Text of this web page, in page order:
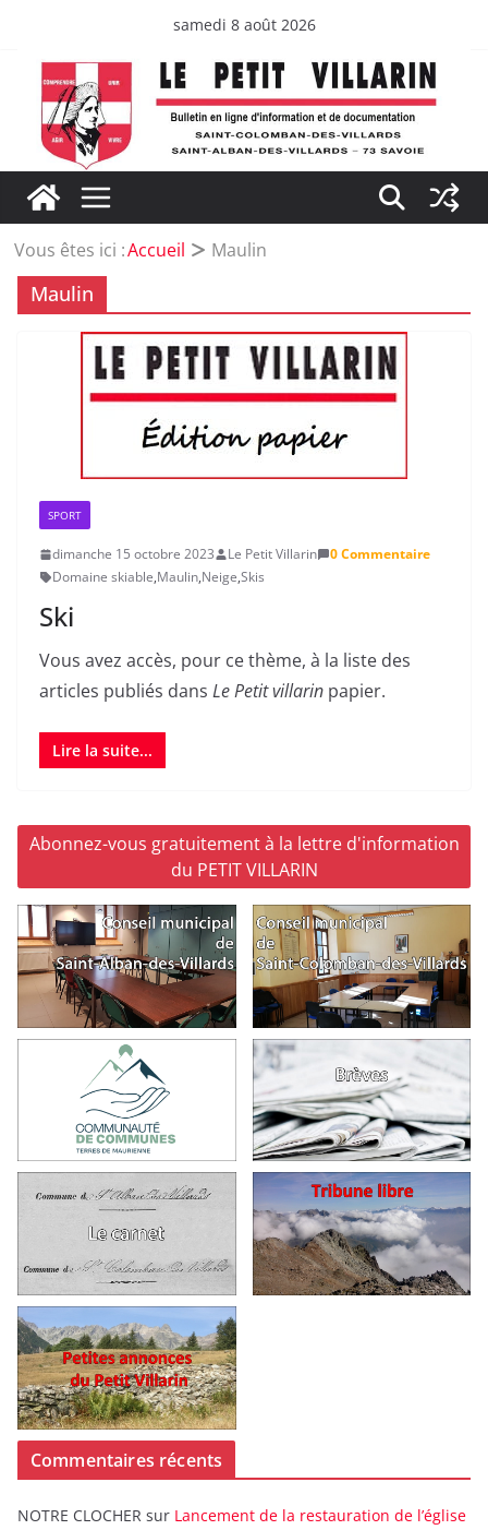
contenu
samedi 8 août 2026
Vous êtes ici :Accueil Maulin
Maulin
SPORT
dimanche 15 octobre 2023 Le Petit Villarin
0 Commentaire
Domaine skiable,Maulin,Neige,Skis
Ski
Vous avez accès, pour ce thème, à la liste des
articles publiés dans Le Petit villarin papier.
Lire la suite...
Abonnez-vous gratuitement à la lettre d'information
du PETIT VILLARIN
Commentaires récents
NOTRE CLOCHER sur Lancement de la restauration de l’église